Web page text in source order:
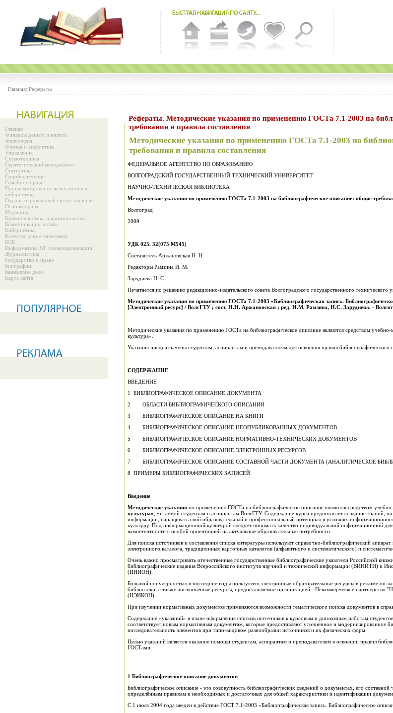
Главная: Рефераты
Главная
Финансы деньги и налоги
Философия
Физика и энергетика
Управление
Схемотехника
Стратегический менеджмент
Статистика
Соцобеспечение
Семейное право
Программирование компьютеры и
кибернетика
Охрана окружающей среды экология
Основы права
Медицина
Криминалистика и криминология
Коммуникации и связь
Кибернетика
Качество упр-е качеством
КСЕ
Информатика ВТ телекоммуникации
Журналистика
Государство и право
Биографии
Банковское дело
Карта сайта
Рефераты. Методические указания по применению ГОСТа 7.1-2003 на библиографическое описание: общие
требования и правила составления
Методические указания по применению ГОСТа 7.1-2003 на
требования и правила составления
ФЕДЕРАЛЬНОЕ АГЕНТСТВО ПО ОБРАЗОВАНИЮ
ВОЛГОГРАДСКИЙ ГОСУДАРСТВЕННЫЙ ТЕХНИЧЕСКИЙ УНИВЕРСИТЕТ
НАУЧНО-ТЕХНИЧЕСКАЯ БИБЛИОТЕКА
Методические указания по применению ГОСТа 7.1-2003 на библиографическое описание: общие
Волгоград
2009
УДК 025. 32(075 М545)
Составитель Аржановская Н. Н.
Редакторы Рамзина И. М.
Заруднева Н. С.
Печатается по решению редакционно-издательского совета Волгоградского государственного технического
Методические указания по применению ГОСТа 7.1-2003 «Библиографическая запись.
[Электронный ресурс] / ВолгГТУ ; сост. Н.Н. Аржановская ; ред. И.М. Рамзина, Н.С. Заруднева. -
Методические указания по применению ГОСТа на библиографическое описание являются средством
культура».
Указания предназначены студентам, аспирантам и преподавателям для освоения правил библиографического
СОДЕРЖАНИЕ
ВВЕДЕНИЕ
1 БИБЛИОГРАФИЧЕСКОЕ ОПИСАНИЕ ДОКУМЕНТА
2 ОБЛАСТИ БИБЛИОГРАФИЧЕСКОГО ОПИСАНИЯ
3 БИБЛИОГРАФИЧЕСКОЕ ОПИСАНИЕ НА КНИГИ
4 БИБЛИОГРАФИЧЕСКОЕ ОПИСАНИЕ НЕОПУБЛИКОВАННЫХ ДОКУМЕНТОВ
5 БИБЛИОГРАФИЧЕСКОЕ ОПИСАНИЕ НОРМАТИВНО-ТЕХНИЧЕСКИХ ДОКУМЕНТОВ
6 БИБЛИОГРАФИЧЕСКОЕ ОПИСАНИЕ ЭЛЕКТРОННЫХ РЕСУРСОВ
7 БИБЛИОГРАФИЧЕСКОЕ ОПИСАНИЕ СОСТАВНОЙ ЧАСТИ ДОКУМЕНТА (АНАЛИТИЧЕСКОЕ
8 ПРИМЕРЫ БИБЛИОГРАФИЧЕСКИХ ЗАПИСЕЙ
Введение
Методические указания по применению ГОСТа на библиографическое описание являются средством
культура» , читаемой студентам и аспирантам ВолгГТУ. Содержание курса предполагает создание знаний,
информации, наращивать свой образовательный и профессиональный потенциал в условиях
культуру. Под информационной культурой следует понимать качество индивидуальной информационной
компетентности с особой ориентацией на актуальные образовательные потребности.
Для поиска источников и составления списка литературы используют справочно-библиографический
электронного каталога, традиционных карточных каталогов (алфавитного и систематического) и
Очень важно просматривать отечественные государственные библиографические указатели Российской
библиографические издания Всероссийского института научной и технической информации (ВИНИТИ) и
(ИНИОН).
Большой популярностью в последние годы пользуются электронные образовательные ресурсы в режиме
библиотеки, а также англоязычные ресурсы, предоставляемые организацией - Некоммерческое
(НЭИКОН).
При изучении нормативных документов применяются возможности тематического поиска документов в
Содержание «указаний» в плане оформления списков источников к курсовым и дипломным работам
соответствует новым нормативным документам, которые предоставляют уточнённое и модернизированное
последовательность элементов при типо-видовом разнообразии источников и их физических форм.
Целью указаний является оказание помощи студентам, аспирантам и преподавателям в освоении правил
ГОСТами
1 Библиографическое описание документов
Библиографическое описание - это совокупность библиографических сведений о документах, его
определённым правилам и необходимых и достаточных для общей характеристики и идентификации
С 1 июля 2004 года введен в действие ГОСТ 7.1-2003 «Библиографическая запись. Библиографическое